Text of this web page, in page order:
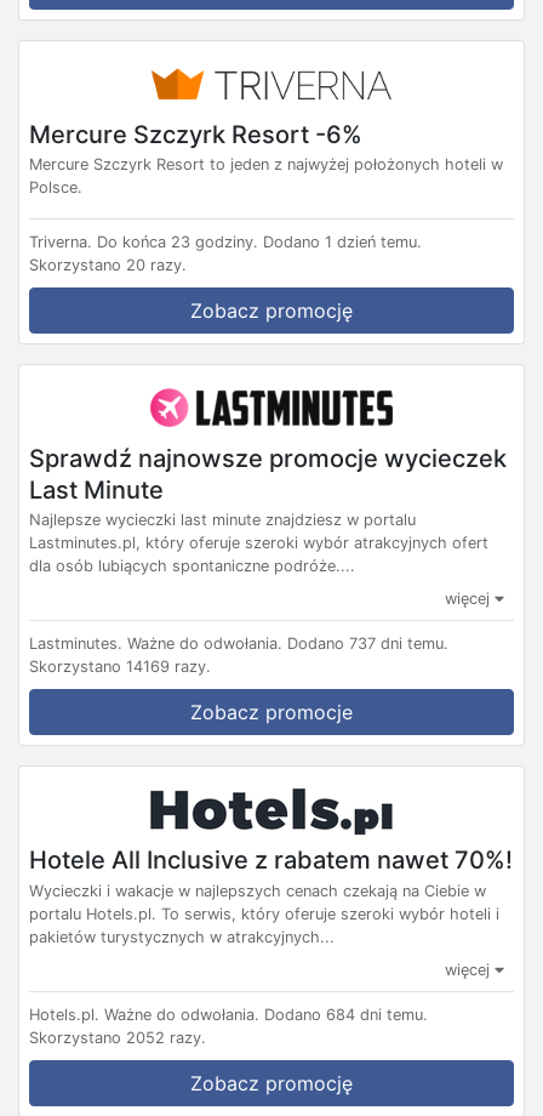
Mercure Szczyrk Resort -6%
Mercure Szczyrk Resort to jeden z najwyżej położonych hoteli w
Polsce.
Triverna. Do końca 23 godziny. Dodano 1 dzień temu.
Skorzystano 20 razy.
Zobacz promocję
Sprawdź najnowsze promocje wycieczek
Last Minute
Najlepsze wycieczki last minute znajdziesz w portalu
Lastminutes.pl, który oferuje szeroki wybór atrakcyjnych ofert
dla osób lubiących spontaniczne podróże....
więcej
Lastminutes. Ważne do odwołania. Dodano 737 dni temu.
Skorzystano 14169 razy.
Zobacz promocje
Hotele All Inclusive z rabatem nawet 70%!
Wycieczki i wakacje w najlepszych cenach czekają na Ciebie w
portalu Hotels.pl. To serwis, który oferuje szeroki wybór hoteli i
pakietów turystycznych w atrakcyjnych...
więcej
Hotels.pl. Ważne do odwołania. Dodano 684 dni temu.
Skorzystano 2052 razy.
Zobacz promocję